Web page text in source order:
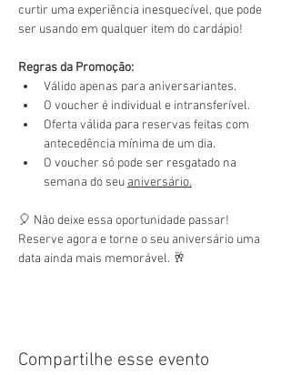
curtir uma experiência inesquecível, que pode
ser usando em qualquer item do cardápio!
Regras da Promoção:
Válido apenas para aniversariantes.
O voucher é individual e intransferível.
Oferta válida para reservas feitas com
antecedência mínima de um dia.
O voucher só pode ser resgatado na
semana do seu aniversário.
🎈 Não deixe essa oportunidade passar!
Reserve agora e torne o seu aniversário uma
data ainda mais memorável. 🥂
Compartilhe esse evento